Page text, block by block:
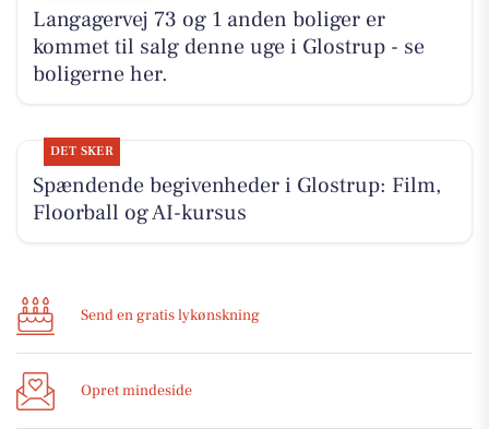
Langagervej 73 og 1 anden boliger er
kommet til salg denne uge i Glostrup - se
boligerne her.
DET SKER
Spændende begivenheder i Glostrup: Film,
Floorball og AI-kursus
Send en gratis lykønskning
Opret mindeside